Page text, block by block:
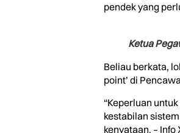
pendek yang
Ketua
Beliau berkata,
point’ di
“Keperluan
kestabilan
kenyataan. – Info